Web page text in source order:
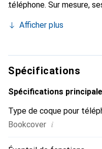
téléphone. Sur mesure,
et indispensable pour
marque Noreve est un
exigeante.
Afficher plus
Spécifications
Spécifications
Type de coque pour
Bookcover i